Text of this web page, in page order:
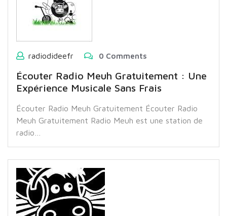
radiodideefr 0 Comments
Écouter Radio Meuh Gratuitement : Une
Expérience Musicale Sans Frais
Écouter Radio Meuh Gratuitement Écouter Radio
Meuh Gratuitement Radio Meuh est une station de
radio…